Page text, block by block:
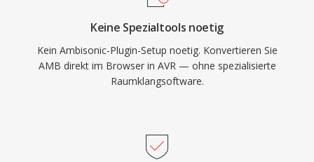
Keine Spezialtools noetig
Kein Ambisonic-Plugin-Setup noetig. Konvertieren Sie
AMB direkt im Browser in AVR — ohne spezialisierte
Raumklangsoftware.